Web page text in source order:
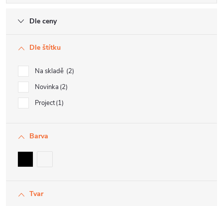
Dle ceny
Dle štítku
Na skladě 2
Novinka 2
Project 1
Barva
Tvar